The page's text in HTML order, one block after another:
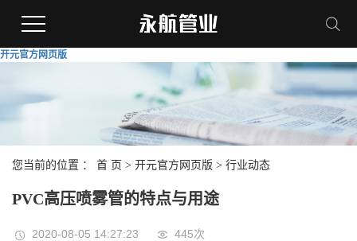
开元官方网页版
您当前的位置 ： 首 页 > 开元官方网页版 > 行业动态
PVC高压喷雾管的特点与用途
2020-08-05 14:27:23 445次